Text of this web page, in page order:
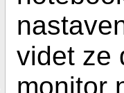
videt ze
monitor